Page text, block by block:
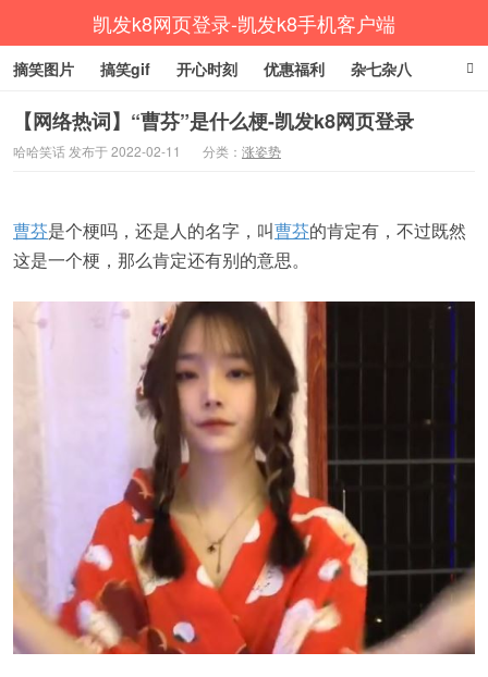
凯发k8网页登录-凯发k8手机客户端
摘笑图片 搞笑gif 开心时刻 优惠福利 杂七杂八
生活健康 涨姿势
【网络热词】“曹芬”是什么梗-凯发k8网页登录
哈哈笑话 发布于 2022-02-11 分类： 涨姿势
曹芬是个梗吗，还是人的名字，叫曹芬的肯定有，不过既然
这是一个梗，那么肯定还有别的意思。